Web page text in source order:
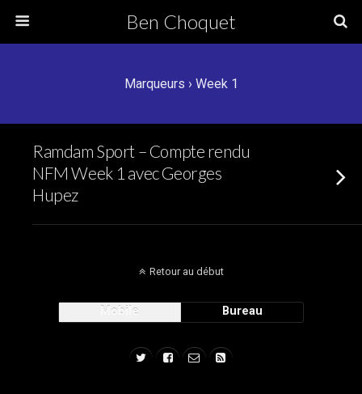
Ben Choquet
Marqueurs › Week 1
Ramdam Sport – Compte rendu
NFM Week 1 avec Georges
Hupez
Retour au début
Mobile Bureau